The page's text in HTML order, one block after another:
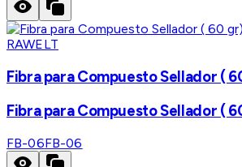
RAWELT
Fibra para Compuesto Sellador (
Fibra para Compuesto Sellador (
FB-06FB-06